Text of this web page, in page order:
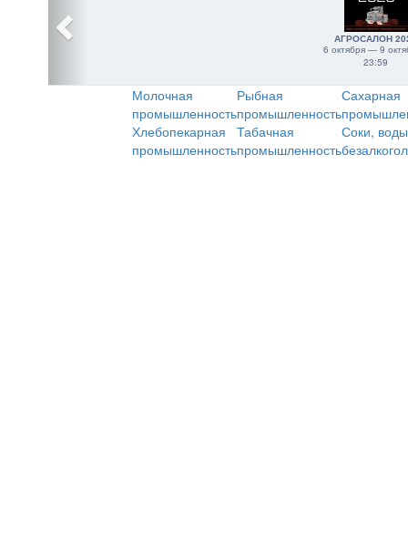
АГРОСАЛОН
6 октября — 9
23:59
Молочная
промышленность
Рыбная
промышленность
Сахарная
Хлебопекарная
промышленность
Табачная
промышленность
Соки,